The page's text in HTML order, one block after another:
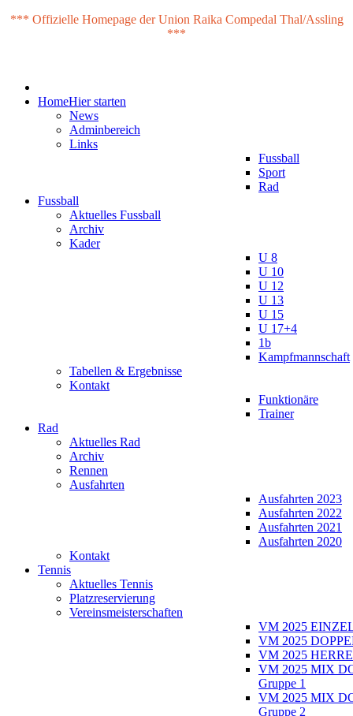
*** Offizielle Homepage der Union Raika Compedal Thal/Assling
***
HomeHier starten
News
Adminbereich
Links
Fussball
Sport
Rad
Fussball
Aktuelles Fussball
Archiv
Kader
U 8
U 10
U 12
U 13
U 15
U 17+4
1b
Kampfmannschaft
Tabellen & Ergebnisse
Kontakt
Funktionäre
Trainer
Rad
Aktuelles Rad
Archiv
Rennen
Ausfahrten
Ausfahrten 2023
Ausfahrten 2022
Ausfahrten 2021
Ausfahrten 2020
Kontakt
Tennis
Aktuelles Tennis
Platzreservierung
Vereinsmeisterschaften
VM 2025
VM 2025
VM 2025
VM 2025 MIX
Gruppe 1
VM 2025 MIX
Gruppe 2